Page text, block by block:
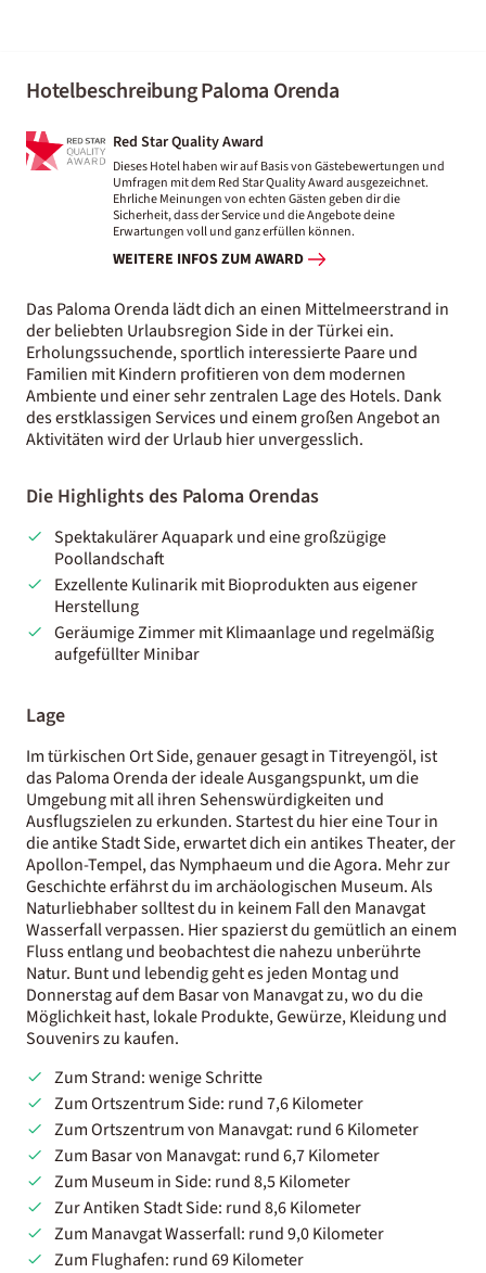
Hotelbeschreibung Paloma Orenda
Red Star Quality Award
Dieses Hotel haben wir auf Basis von Gästebewertungen und
Umfragen mit dem Red Star Quality Award ausgezeichnet.
Ehrliche Meinungen von echten Gästen geben dir die
Sicherheit, dass der Service und die Angebote deine
Erwartungen voll und ganz erfüllen können.
WEITERE INFOS ZUM AWARD
Das Paloma Orenda lädt dich an einen Mittelmeerstrand in
der beliebten Urlaubsregion Side in der Türkei ein.
Erholungssuchende, sportlich interessierte Paare und
Familien mit Kindern profitieren von dem modernen
Ambiente und einer sehr zentralen Lage des Hotels. Dank
des erstklassigen Services und einem großen Angebot an
Aktivitäten wird der Urlaub hier unvergesslich.
Die Highlights des Paloma Orendas
Spektakulärer Aquapark und eine großzügige
Poollandschaft
Exzellente Kulinarik mit Bioprodukten aus eigener
Herstellung
Geräumige Zimmer mit Klimaanlage und regelmäßig
aufgefüllter Minibar
Lage
Im türkischen Ort Side, genauer gesagt in Titreyengöl, ist
das Paloma Orenda der ideale Ausgangspunkt, um die
Umgebung mit all ihren Sehenswürdigkeiten und
Ausflugszielen zu erkunden. Startest du hier eine Tour in
die antike Stadt Side, erwartet dich ein antikes Theater, der
Apollon-Tempel, das Nymphaeum und die Agora. Mehr zur
Geschichte erfährst du im archäologischen Museum. Als
Naturliebhaber solltest du in keinem Fall den Manavgat
Wasserfall verpassen. Hier spazierst du gemütlich an einem
Fluss entlang und beobachtest die nahezu unberührte
Natur. Bunt und lebendig geht es jeden Montag und
Donnerstag auf dem Basar von Manavgat zu, wo du die
Möglichkeit hast, lokale Produkte, Gewürze, Kleidung und
Souvenirs zu kaufen.
Zum Strand: wenige Schritte
Zum Ortszentrum Side: rund 7,6 Kilometer
Zum Ortszentrum von Manavgat: rund 6 Kilometer
Zum Basar von Manavgat: rund 6,7 Kilometer
Zum Museum in Side: rund 8,5 Kilometer
Zur Antiken Stadt Side: rund 8,6 Kilometer
Zum Manavgat Wasserfall: rund 9,0 Kilometer
Zum Flughafen: rund 69 Kilometer